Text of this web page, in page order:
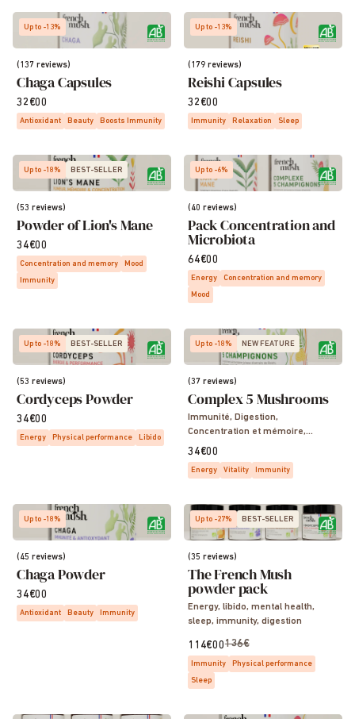
Up to -13%
(137 reviews)
Chaga Capsules
32€00
Antioxidant Beauty Boosts Immunity
Up to -13%
(179 reviews)
Reishi Capsules
32€00
Immunity Relaxation Sleep
Up to -18% BEST-SELLER
(53 reviews)
Powder of Lion's Mane
34€00
Concentration and memory
Mood
Immunity
Up to -6%
(40 reviews)
Pack Concentration and
Microbiota
64€00
Energy
Concentration and memory
Mood
Up to -18% BEST-SELLER
(53 reviews)
Cordyceps Powder
34€00
Energy Physical performance Libido
Up to -18% NEW FEATURE
(37 reviews)
Complex 5 Mushrooms
Immunité, Digestion,
Concentration et mémoire,
Sommeil, Vitalité, Energie
34€00
Energy Vitality Immunity
Up to -18%
(45 reviews)
Chaga Powder
34€00
Antioxidant Beauty Immunity
Up to -27% BEST-SELLER
(35 reviews)
The French Mush
powder pack
Energy, libido, mental health,
sleep, immunity, digestion
114€00136€
Immunity
Physical performance
Sleep